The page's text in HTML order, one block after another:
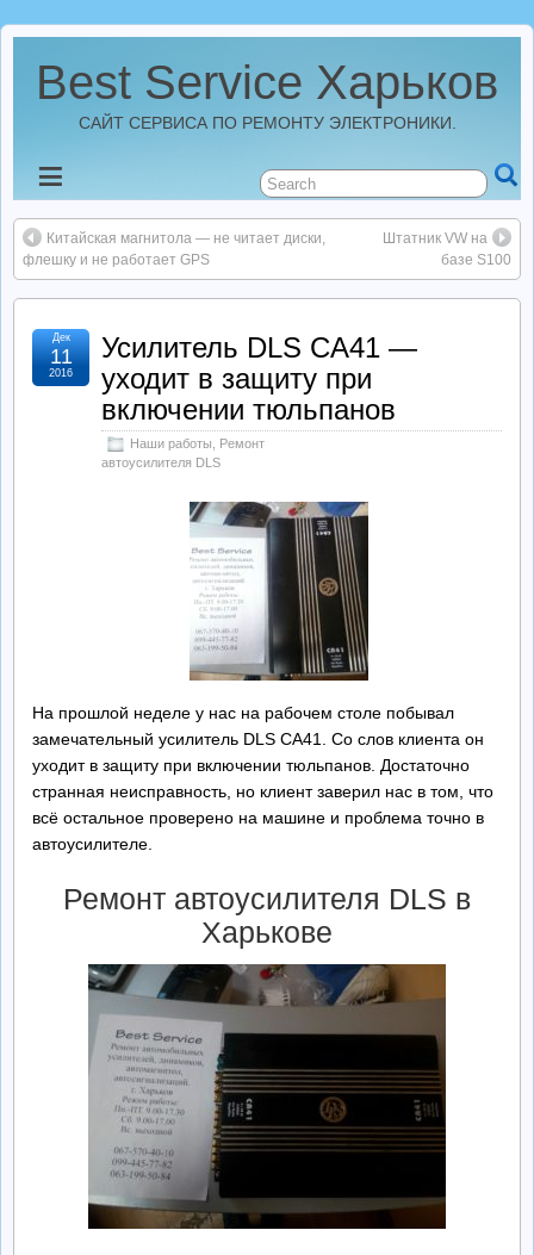
Best Service Харьков
САЙТ СЕРВИСА ПО РЕМОНТУ ЭЛЕКТРОНИКИ.
Новости
Best Service Харьков
Ремонт Автомагнитол
Ремонт StarLine
Ремонт Видеорегистраторов
Китайская магнитола — не читает диски,
флешку и не работает GPS
Штатник VW на
базе S100
Усилитель DLS CA41 —
уходит в защиту при
включении тюльпанов
Наши работы
Ремонт
автоусилителя DLS
Дек
11
2016
На прошлой неделе у нас на рабочем столе побывал
замечательный усилитель DLS CA41. Со слов клиента он
уходит в защиту при включении тюльпанов. Достаточно
странная неисправность, но клиент заверил нас в том, что
всё остальное проверено на машине и проблема точно в
автоусилителе.
Ремонт автоусилителя DLS в
Харькове